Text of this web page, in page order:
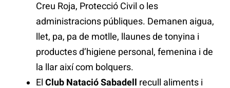
Creu Roja, Protecció Civil o les
administracions públiques. Demanen aigua,
llet, pa, pa de motlle, llaunes de tonyina i
productes d’higiene personal, femenina i de
la llar així com bolquers.
El Club Natació Sabadell recull aliments i